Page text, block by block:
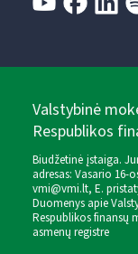
Valstybinė
Respublikos
Biudžetinė įstaiga.
adresas: Vasario 16-
vmi@vmi.lt, E.
Duomenys apie
Respublikos finansų
asmenų registre